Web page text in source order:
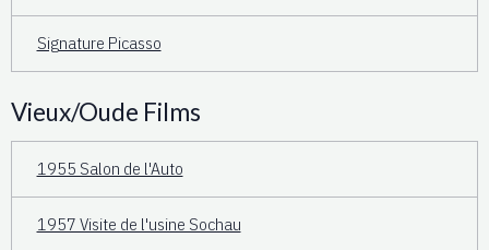
Signature Picasso
Vieux/Oude Films
1955 Salon de l'Auto
1957 Visite de l'usine Sochau